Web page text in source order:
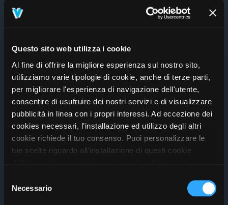
Questo sito web utilizza i cookie
Al fine di offrire la migliore esperienza sul nostro sito,
utilizziamo varie tipologie di cookie, anche di terze parti,
per migliorare l'esperienza di navigazione dell'utente,
consentire di usufruire dei nostri servizi e di visualizzare
pubblicità in linea con i propri interessi. Ad eccezione dei
cookies necessari, l’installazione ed utilizzo degli altri
cookie richiede il tuo consenso. Puoi personalizzare le
tue scelte riguardo all’installazione di questi cookie
prosegui” o decidere di accettare tutti i cookie, cliccando
sul pulsante “Accetta tutti i cookie”. Cliccando sul tasto
delNecessario
2027-06-29T19:00:00.000Z
STADIO SAN FILIPPO (MESSINA)
Apertura cancelli16:00
STADI 2027 LA FAVOLA CONTINUA...